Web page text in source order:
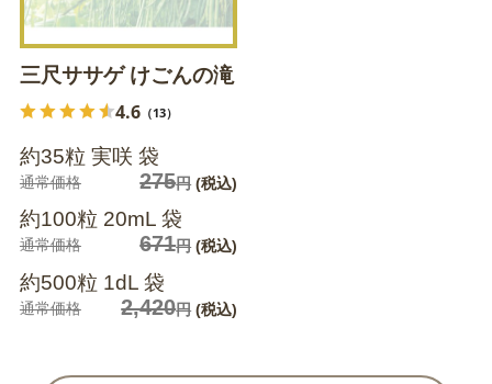
三尺ササゲ けごんの滝
4.6（13）
約35粒 実咲 袋
通常価格 275円(税込)
約100粒 20mL 袋
通常価格 671円(税込)
約500粒 1dL 袋
通常価格 2,420円(税込)